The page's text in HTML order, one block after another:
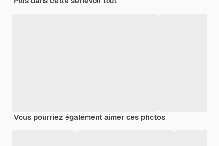
Vous pourriez également aimer ces photos